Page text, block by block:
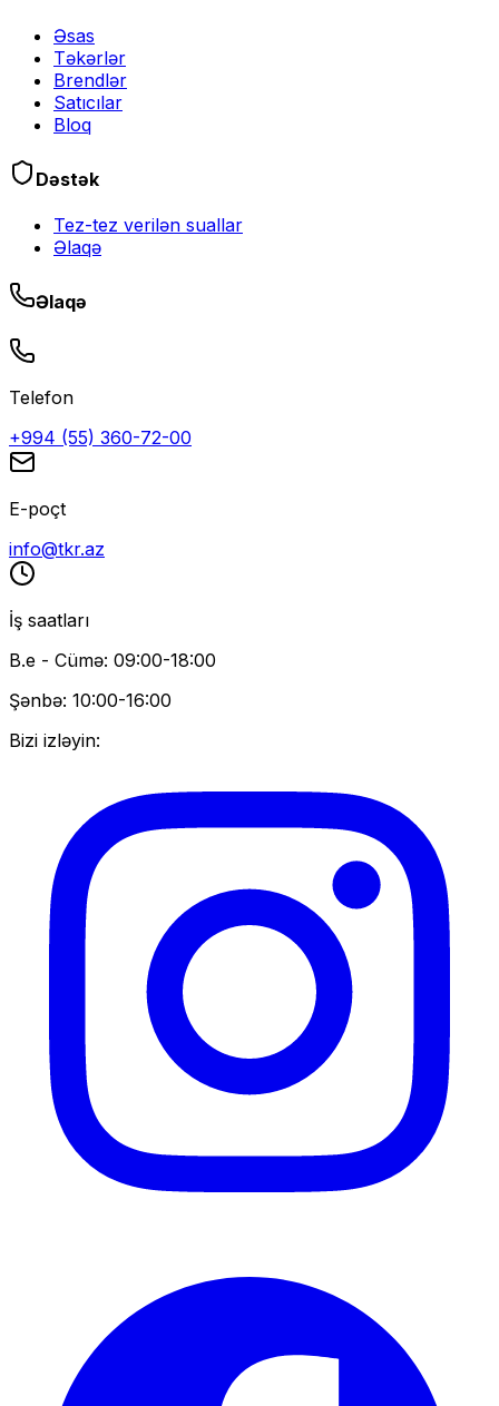
Əsas
Təkərlər
Brendlər
Satıcılar
Bloq
Dəstək
Tez-tez verilən suallar
Əlaqə
Əlaqə
Telefon
+994 (55) 360-72-00
E-poçt
info@tkr.az
İş saatları
B.e - Cümə: 09:00-18:00
Şənbə: 10:00-16:00
Bizi izləyin: